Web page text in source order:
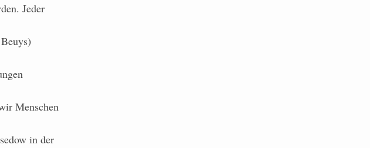
Jeder
Menschen
in der